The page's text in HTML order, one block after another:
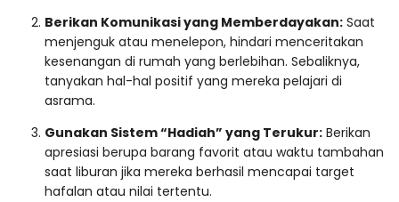
Berikan Komunikasi yang Memberdayakan: Saat
menjenguk atau menelepon, hindari menceritakan
kesenangan di rumah yang berlebihan. Sebaliknya,
tanyakan hal-hal positif yang mereka pelajari di
asrama.
Gunakan Sistem “Hadiah” yang Terukur: Berikan
apresiasi berupa barang favorit atau waktu tambahan
saat liburan jika mereka berhasil mencapai target
hafalan atau nilai tertentu.